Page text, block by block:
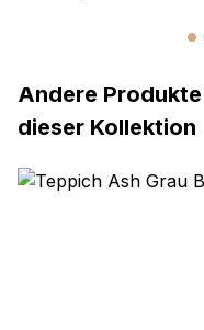
Andere
dieser Kollektion